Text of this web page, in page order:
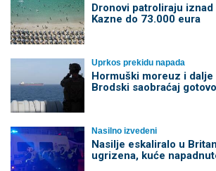
Dronovi patroliraju iznad
Kazne do 73.000 eura
Uprkos prekidu napada
Hormuški moreuz i dalje
Brodski saobraćaj
Nasilno izvedeni
Nasilje eskaliralo u
ugrizena, kuće